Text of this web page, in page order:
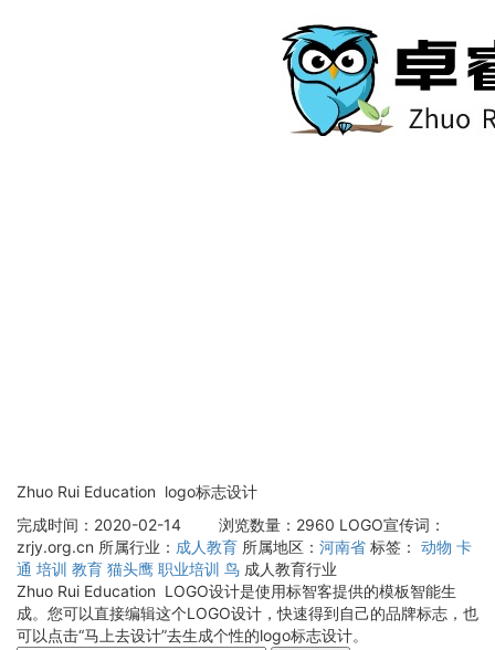
Zhuo Rui Education logo标志设计
完成时间：2020-02-14
浏览数量：2960 LOGO宣传词：
zrjy.org.cn 所属行业： 成人教育 所属地区： 河南省 标签： 动物 卡
通 培训 教育 猫头鹰 职业培训 鸟 成人教育行业
Zhuo Rui Education LOGO设计是使用标智客提供的模板智能生
成。您可以直接编辑这个LOGO设计，快速得到自己的品牌标志，也
可以点击“马上去设计”去生成个性的logo标志设计。